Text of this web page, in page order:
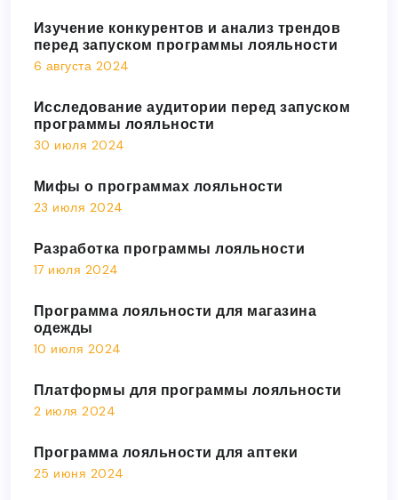
Изучение конкурентов и анализ трендов
перед запуском программы лояльности
6 августа 2024
Исследование аудитории перед запуском
программы лояльности
30 июля 2024
Мифы о программах лояльности
23 июля 2024
Разработка программы лояльности
17 июля 2024
Программа лояльности для магазина
одежды
10 июля 2024
Платформы для программы лояльности
2 июля 2024
Программа лояльности для аптеки
25 июня 2024